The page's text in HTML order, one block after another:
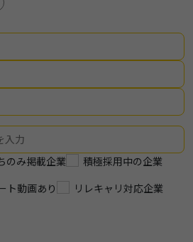
のみ掲載企業
積極採用中の企業
ト動画あり リレキャリ対応企業